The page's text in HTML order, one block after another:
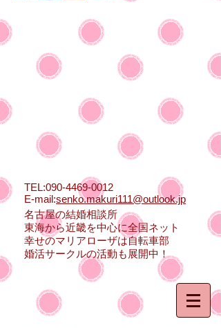
TEL:090-4469-0012
E-mail:senko.makuri111@outlook.jp
名古屋の結婚相談所
東海から近畿を中心に全国ネット
幸せのマリアローザは自転車部
婚活サークルの活動も展開中！